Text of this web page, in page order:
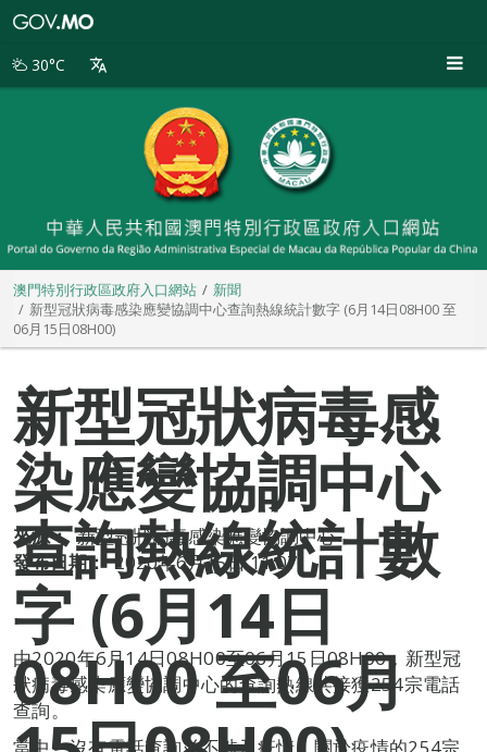
別
30°C
澳門特別行政區政府入口網站
新聞
新型冠狀病毒感染應變協調中心查詢熱線統計數字 (6月14日08H00 至
06月15日08H00)
新型冠狀病毒感
染應變協調中心
查詢熱線統計數
字 (6月14日
08H00 至06月
來源： 新型冠狀病毒感染應變協調中心
發布日期： 2020年6月15日 11:07
由2020年6月14日08H00至06月15日08H00，新型冠
狀病毒感染應變協調中心的查詢熱線共接獲254宗電話
查詢。